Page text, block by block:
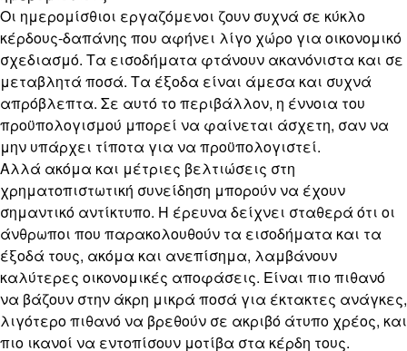
Οι ημερομίσθιοι εργαζόμενοι ζουν συχνά σε κύκλο
κέρδους-δαπάνης που αφήνει λίγο χώρο για οικονομικό
σχεδιασμό. Τα εισοδήματα φτάνουν ακανόνιστα και σε
μεταβλητά ποσά. Τα έξοδα είναι άμεσα και συχνά
απρόβλεπτα. Σε αυτό το περιβάλλον, η έννοια του
προϋπολογισμού μπορεί να φαίνεται άσχετη, σαν να
μην υπάρχει τίποτα για να προϋπολογιστεί.
Αλλά ακόμα και μέτριες βελτιώσεις στη
χρηματοπιστωτική συνείδηση μπορούν να έχουν
σημαντικό αντίκτυπο. Η έρευνα δείχνει σταθερά ότι οι
άνθρωποι που παρακολουθούν τα εισοδήματα και τα
έξοδά τους, ακόμα και ανεπίσημα, λαμβάνουν
καλύτερες οικονομικές αποφάσεις. Είναι πιο πιθανό
να βάζουν στην άκρη μικρά ποσά για έκτακτες ανάγκες,
λιγότερο πιθανό να βρεθούν σε ακριβό άτυπο χρέος, και
πιο ικανοί να εντοπίσουν μοτίβα στα κέρδη τους.